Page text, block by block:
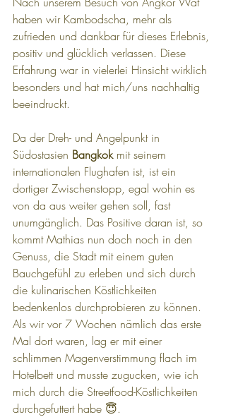
haben wir Kambodscha, mehr als
zufrieden und dankbar für dieses Erlebnis,
positiv und glücklich verlassen. Diese
Erfahrung war in vielerlei Hinsicht wirklich
besonders und hat mich/uns nachhaltig
beeindruckt.
Da der Dreh- und Angelpunkt in
Südostasien Bangkok mit seinem
internationalen Flughafen ist, ist ein
dortiger Zwischenstopp, egal wohin es
von da aus weiter gehen soll, fast
unumgänglich. Das Positive daran ist, so
kommt Mathias nun doch noch in den
Genuss, die Stadt mit einem guten
Bauchgefühl zu erleben und sich durch
die kulinarischen Köstlichkeiten
bedenkenlos durchprobieren zu können.
Als wir vor 7 Wochen nämlich das erste
Mal dort waren, lag er mit einer
schlimmen Magenverstimmung flach im
Hotelbett und musste zugucken, wie ich
mich durch die Streetfood-Köstlichkeiten
durchgefuttert habe 😇.